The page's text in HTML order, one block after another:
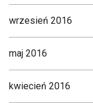
wrzesień 2016
maj 2016
kwiecień 2016